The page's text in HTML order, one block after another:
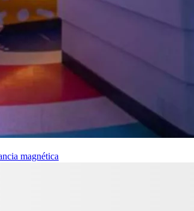
magnética